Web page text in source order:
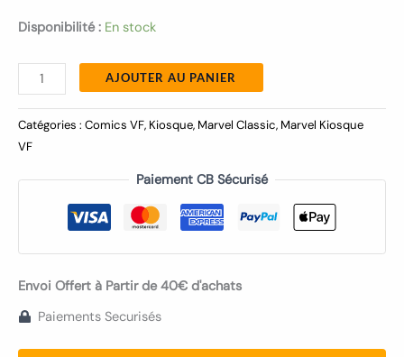
Disponibilité : En stock
AJOUTER AU PANIER
Catégories : Comics VF, Kiosque, Marvel Classic, Marvel Kiosque
VF
Paiement CB Sécurisé
Envoi Offert à Partir de 40€ d'achats
Paiements Securisés